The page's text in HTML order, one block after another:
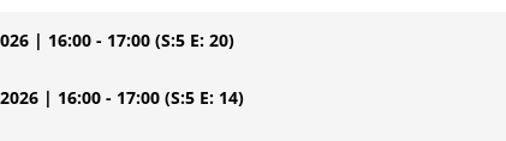
| 16:00 - 17:00 (S:5 E: 20)
| 16:00 - 17:00 (S:5 E: 14)